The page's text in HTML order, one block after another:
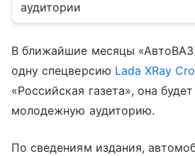
аудитории
В ближайшие месяцы
одну спецверсию Lada XRay
«Российская газета», она
молодежную аудиторию.
По сведениям издания,